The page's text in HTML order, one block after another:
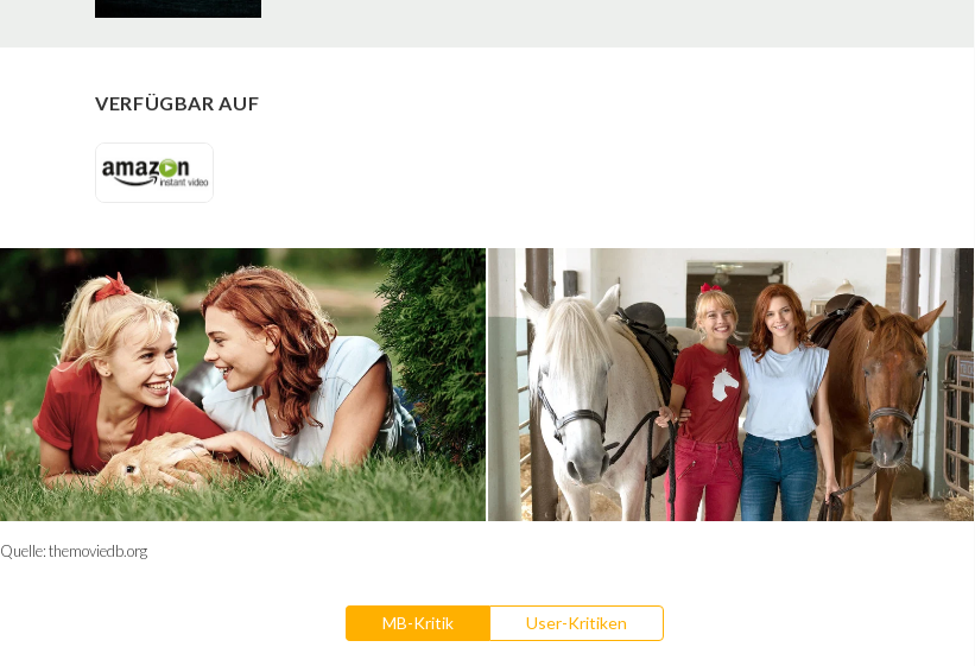
VERFÜGBAR AUF
Quelle:themoviedb.org
MB-Kritik User-Kritiken